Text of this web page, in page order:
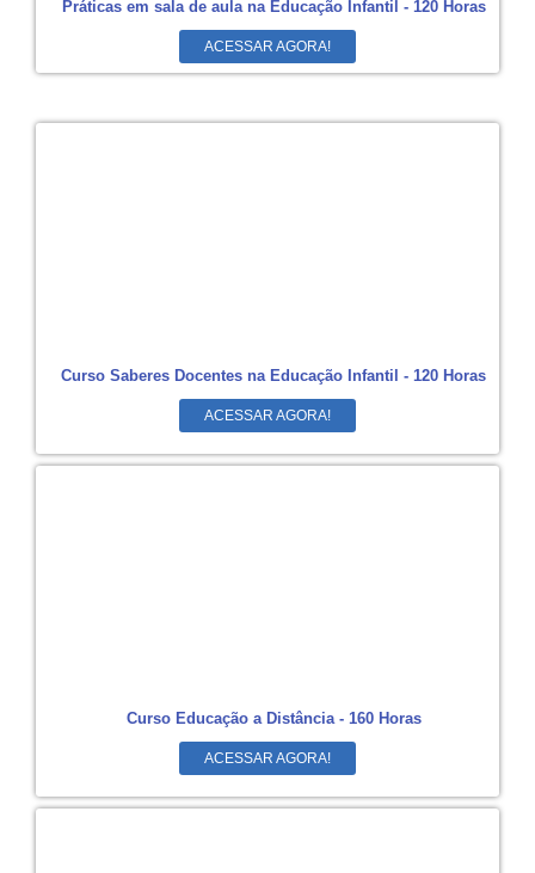
Práticas em sala de aula na Educação Infantil - 120 Horas
ACESSAR AGORA!
Curso Saberes Docentes na Educação Infantil - 120 Horas
ACESSAR AGORA!
Curso Educação a Distância - 160 Horas
ACESSAR AGORA!